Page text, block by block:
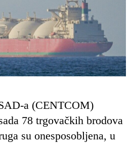
a (CENTCOM)
78 trgovačkih brodova
su onesposobljena, u